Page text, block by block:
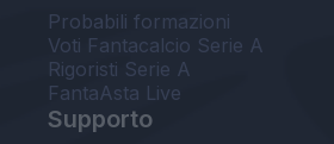
Probabili formazioni
Voti Fantacalcio Serie A
Rigoristi Serie A
FantaAsta Live
Supporto